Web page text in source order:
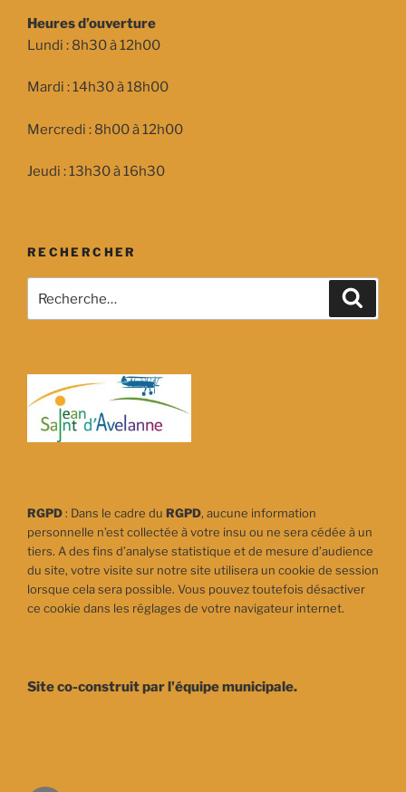
Heures d’ouverture
Lundi : 8h30 à 12h00
Mardi : 14h30 à 18h00
Mercredi : 8h00 à 12h00
Jeudi : 13h30 à 16h30
RECHERCHER
pour
RGPD: Dans le cadre du RGPD, aucune information
personnelle n’est collectée à votre insu ou ne sera cédée à un
tiers. A des fins d’analyse statistique et de mesure d’audience
du site, votre visite sur notre site utilisera un cookie de session
lorsque cela sera possible. Vous pouvez toutefois désactiver
ce cookie dans les réglages de votre navigateur internet.
Site co-construit par l'équipe municipale.